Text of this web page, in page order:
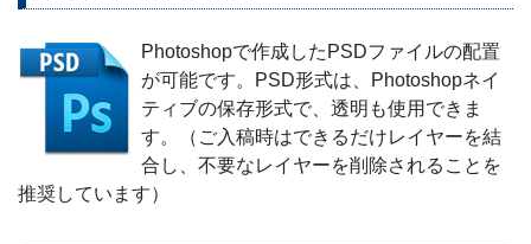
Photoshopで作成したPSDファイルの配置
が可能です。PSD形式は、Photoshopネイ
ティブの保存形式で、透明も使用できま
す。（ご入稿時はできるだけレイヤーを結
合し、不要なレイヤーを削除されることを
推奨しています）